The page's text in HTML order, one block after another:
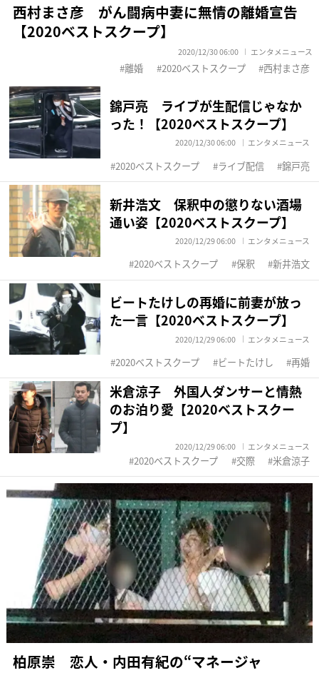
西村まさ彦 がん闘病中妻に無情の離婚宣告
【2020ベストスクープ】
2020/12/30 06:00 エンタメニュース
離婚 2020ベストスクープ 西村まさ彦
錦戸亮 ライブが生配信じゃなか
った！【2020ベストスクープ】
2020/12/30 06:00 エンタメニュース
2020ベストスクープ ライブ配信 錦戸亮
新井浩文 保釈中の懲りない酒場
通い姿【2020ベストスクープ】
2020/12/29 06:00 エンタメニュース
2020ベストスクープ 保釈 新井浩文
ビートたけしの再婚に前妻が放っ
た一言【2020ベストスクープ】
2020/12/29 06:00 エンタメニュース
2020ベストスクープ ビートたけし 再婚
米倉涼子 外国人ダンサーと情熱
のお泊り愛【2020ベストスクー
プ】
2020/12/29 06:00 エンタメニュース
2020ベストスクープ 交際 米倉涼子
柏原崇 恋人・内田有紀の“マネージャ